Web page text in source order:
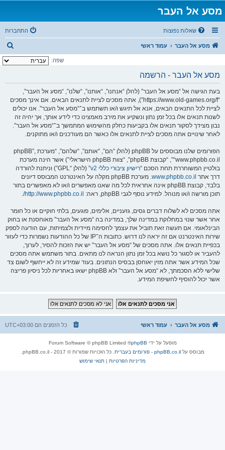
מסע אל העבר
שאלות נפוצות התחברות
מסע אל העבר עמוד ראשי
י
שפה:
מסע אל העבר - הרשמה
בעת הגישה אל “מסע אל העבר” (להלן “אנחנו”, “אותנו”, “שלנו”, “מסע אל העבר”,
“https://www.old-games.org/f”), אתה מסכים לציית לתנאים הבאים. אם אינך מסכים
לציית לכל התנאים הבאים, אנא אל תיגש ו/או תשתמש ב־“מסע אל העבר”. אנו יכולים
לשנות תנאים אלו בכל זמן נתון ונשקיע את מירב מאמצינו כדי לידע אותך, אך יהיה זה
נבון מצידך לסקור תנאים אלו בקביעות כחלק מהשימוש המתמשך ב־“מסע אל העבר”.
לאחר שינויים אתה מסכים לציית לתנאים אלו כאשר הם מעודכנים ו/או מתוקנים.
הפורומים שלנו מבוססים על phpBB (להלן “הם”, “אותם”, “שלהם”, “מערכת phpBB”,
“www.phpbb.co.il”, “קבוצת phpBB”, “צוות phpBB הישראלי”) אשר הינה מערכת
בולטיין המשוחררת תחת הסכם “רישיון ציבורי כללי v2
” (להלן “GPL”) וניתנת להורדה
דרך אתר www.phpbb.co.il
. מערכת phpBB מקלה על האינטרנט המבוסס דיונים
בלבד, קבוצת phpBB אינה אחראית לכל מה שאנו מאפשרים ו/או לא מאפשרים בתור
תוכן מורשה ו/או מנוהל. למידע נוסף לגבי phpBB, ראה:
http://www.phpbb.co.il/
.
אתה מסכים לא לשלוח דברים גסים, גזעניים, אלימים, פוגעים, בלתי חוקיים או כל חומר
אחר אשר שנוי במחלוקת במדינה שלך, במדינה בה “מסע אל העבר” מאוחסנת או בחוק
הבינלאומי. אם תעשה זאת תוביל את עצמך לחסימה מיידית ולצמיתות, עם הודעה לספק
שירות האינטרנט אם זה יראה לנו דרוש. כתובות ה־IP של כל ההודעות נשמרות כדי לעזור
בכפיית תנאים אלו. אתה מסכים של “מסע אל העבר” יש את הזכות להסיר, לערוך,
להעביר או לסגור כל נושא בכל זמן נתון הנראה לנו מתאים. בתור משתמש אתה מסכים
שכל המידע אשר אתה מזין יאוחסן בבסיס הנתונים. בעוד שמידע זה לא ייחשף לשום צד
שלישי ללא הסכמתך, לא “מסע אל העבר” ולא phpBB ישאו באחריות לכל ניסיון פריצה
אשר יכול להוסיף לחשיפת המידע.
מסע אל העבר עמוד ראשי כל הזמנים הם UTC+03:00
מופעל על ידי phpBB
® Forum Software © phpBB Limited
מבוסס עלphpBB.co.il - פורומים בעברית
. כל הזכויות שמורות © 2017 - phpBB.co.il.
מדיניות הפרטיות | תנאי שימוש